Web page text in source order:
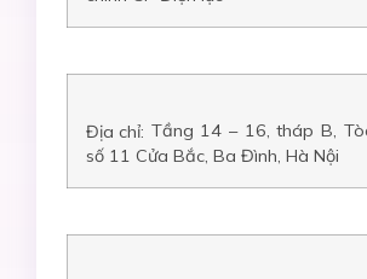
Địa chỉ: Tầng 14 – 16, tháp B,
số 11 Cửa Bắc, Ba Đình, Hà Nội